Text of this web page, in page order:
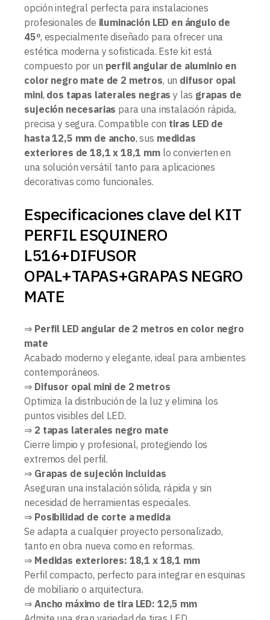
opción integral perfecta para instalaciones
profesionales de iluminación LED en ángulo de
45º, especialmente diseñado para ofrecer una
estética moderna y sofisticada. Este kit está
compuesto por un perfil angular de aluminio en
color negro mate de 2 metros, un difusor opal
mini, dos tapas laterales negras y las grapas de
sujeción necesarias para una instalación rápida,
precisa y segura. Compatible con tiras LED de
hasta 12,5 mm de ancho, sus medidas
exteriores de 18,1 x 18,1 mmlo convierten en
una solución versátil tanto para aplicaciones
decorativas como funcionales.
Especificaciones clave del KIT
PERFIL ESQUINERO
L516+DIFUSOR
OPAL+TAPAS+GRAPAS NEGRO
MATE
⇒ Perfil LED angular de 2 metros en color negro
mate
Acabado moderno y elegante, ideal para ambientes
contemporáneos.
⇒ Difusor opal mini de 2 metros
Optimiza la distribución de la luz y elimina los
puntos visibles del LED.
⇒ 2 tapas laterales negro mate
Cierre limpio y profesional, protegiendo los
extremos del perfil.
⇒ Grapas de sujeción incluidas
Aseguran una instalación sólida, rápida y sin
necesidad de herramientas especiales.
⇒ Posibilidad de corte a medida
Se adapta a cualquier proyecto personalizado,
tanto en obra nueva como en reformas.
⇒ Medidas exteriores: 18,1 x 18,1 mm
Perfil compacto, perfecto para integrar en esquinas
de mobiliario o arquitectura.
⇒ Ancho máximo de tira LED: 12,5 mm